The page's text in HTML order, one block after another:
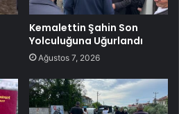
Kemalettin Şahin Son
Yolculuğuna Uğurlandı
Ağustos 7, 2026